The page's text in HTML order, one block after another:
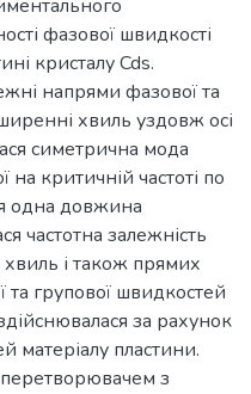
фазової швидкості
кристалу Cds.
напрями фазової та
хвиль уздовж осі
симетрична мода
критичній частоті по
одна довжина
частотна залежність
і також прямих
групової швидкостей
за рахунок
матеріалу пластини.
з